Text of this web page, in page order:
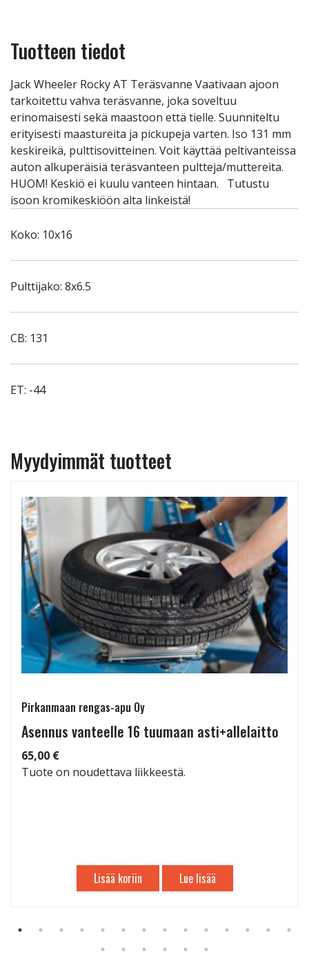
Tuotteen tiedot
Jack Wheeler Rocky AT Teräsvanne Vaativaan ajoon
tarkoitettu vahva teräsvanne, joka soveltuu
erinomaisesti sekä maastoon että tielle. Suunniteltu
erityisesti maastureita ja pickupeja varten. Iso 131 mm
keskireikä, pulttisovitteinen. Voit käyttää peltivanteissa
auton alkuperäisiä teräsvanteen pultteja/muttereita.
HUOM! Keskiö ei kuulu vanteen hintaan. Tutustu
isoon kromikeskiöön alta linkeistä!
Koko: 10x16
Pulttijako: 8x6.5
CB: 131
ET: -44
Myydyimmät tuotteet
Pirkanmaan rengas-apu Oy
Asennus vanteelle 16 tuumaan asti+allelaitto
65,00 €
Tuote on noudettava liikkeestä.
Lisää koriin Lue lisää